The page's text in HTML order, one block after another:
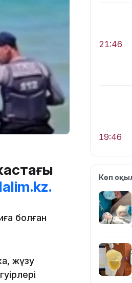
болған
жүзу
21:46
19:46
Көп